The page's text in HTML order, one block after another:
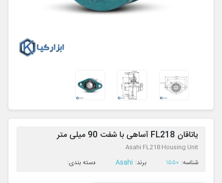
یاتاقان FL218 آساهی با شفت 90 میلی متر
Asahi FL218 Housing Unit
ﺷﻨﺎﺳﻪ: 1550 ﺑﺮﻧﺪ: Asahi ﺩﺳﺘﻪ ﺑﻨﺪی: